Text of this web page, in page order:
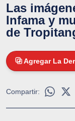
Las
Infama y
de
Agregar La
Compartir: